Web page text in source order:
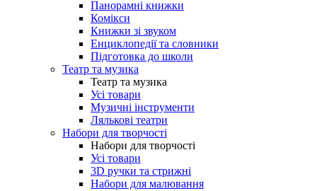
Панорамні книжки
Комікси
Книжки зі звуком
Енциклопедії та словники
Підготовка до школи
Театр та музика
Театр та музика
Усі товари
Музичні інструменти
Лялькові театри
Набори для творчості
Набори для творчості
Усі товари
3D ручки та стрижні
Набори для малювання